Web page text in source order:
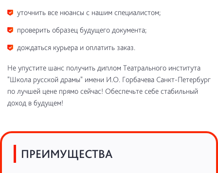
уточнить все нюансы с нашим специалистом;
проверить образец будущего документа;
дождаться курьера и оплатить заказ.
Не упустите шанс получить диплом Театрального института
"Школа русской драмы" имени И.О. Горбачева Санкт-Петербург
по лучшей цене прямо сейчас! Обеспечьте себе стабильный
доход в будущем!
ПРЕИМУЩЕСТВА